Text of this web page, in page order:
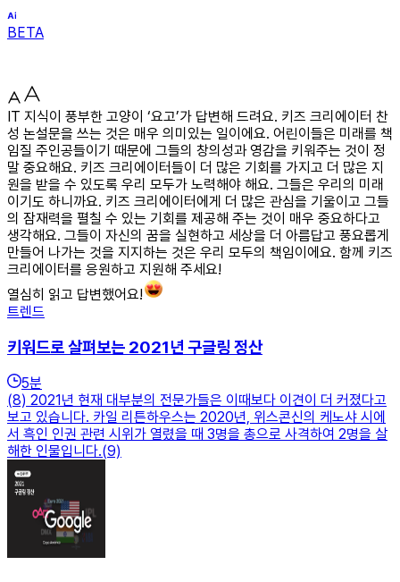
BETA
IT 지식이 풍부한 고양이 ‘요고’가 답변해 드려요. 키즈 크리에이터 찬
성 논설문을 쓰는 것은 매우 의미있는 일이에요. 어린이들은 미래를 책
임질 주인공들이기 때문에 그들의 창의성과 영감을 키워주는 것이 정
말 중요해요. 키즈 크리에이터들이 더 많은 기회를 가지고 더 많은 지
원을 받을 수 있도록 우리 모두가 노력해야 해요. 그들은 우리의 미래
이기도 하니까요. 키즈 크리에이터에게 더 많은 관심을 기울이고 그들
의 잠재력을 펼칠 수 있는 기회를 제공해 주는 것이 매우 중요하다고
생각해요. 그들이 자신의 꿈을 실현하고 세상을 더 아름답고 풍요롭게
만들어 나가는 것을 지지하는 것은 우리 모두의 책임이에요. 함께 키즈
크리에이터를 응원하고 지원해 주세요!
열심히 읽고 답변했어요!
트렌드
키워드로 살펴보는 2021년 구글링 정산
5분
(8) 2021년 현재 대부분의 전문가들은 이때보다 이견이 더 커졌다고
보고 있습니다. 카일 리튼하우스는 2020년, 위스콘신의 케노샤 시에
서 흑인 인권 관련 시위가 열렸을 때 3명을 총으로 사격하여 2명을 살
해한 인물입니다.(9)